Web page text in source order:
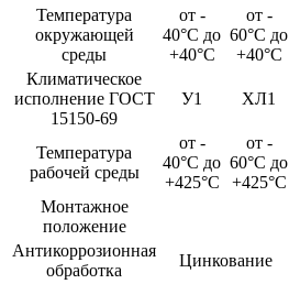
Температура
окружающей
среды
от -
40°С до
+40°С
от -
60°С до
+40°С
Климатическое
исполнение ГОСТ
15150-69
У1 ХЛ1
Температура
рабочей среды
от -
40°C до
+425°С
от -
60°С до
+425°С
Монтажное
положение
Антикоррозионная
обработка
Цинкование